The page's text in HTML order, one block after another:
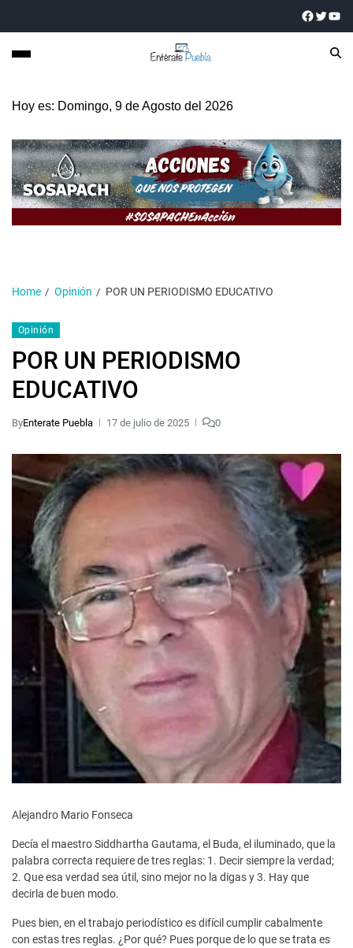
Hoy es: Domingo, 9 de Agosto del 2026
Home Opinión POR UN PERIODISMO EDUCATIVO
Opinión
POR UN PERIODISMO
EDUCATIVO
ByEnterate Puebla 17 de julio de 2025 0
Alejandro Mario Fonseca
Decía el maestro Siddhartha Gautama, el Buda, el iluminado, que la
palabra correcta requiere de tres reglas: 1. Decir siempre la verdad;
2. Que esa verdad sea útil, sino mejor no la digas y 3. Hay que
decirla de buen modo.
Pues bien, en el trabajo periodístico es difícil cumplir cabalmente
con estas tres reglas. ¿Por qué? Pues porque de lo que se trata es